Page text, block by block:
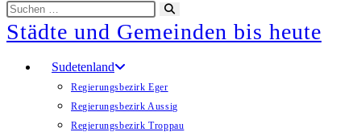
Diese
Website
durchsuchen
starten
Städte und Gemeinden bis heute
Sudetenland
Regierungsbezirk Eger
Regierungsbezirk Aussig
Regierungsbezirk Troppau